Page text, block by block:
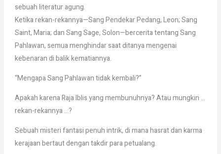
sebuah literatur agung.
Ketika rekan-rekannya—Sang Pendekar Pedang, Leon; Sang
Saint, Maria; dan Sang Sage, Solon—bercerita tentang Sang
Pahlawan, semua menghindar saat ditanya mengenai
kebenaran di balik kematiannya.
“Mengapa Sang Pahlawan tidak kembali?”
Apakah karena Raja Iblis yang membunuhnya? Atau mungkin …
rekan-rekannya …?
Sebuah misteri fantasi penuh intrik, di mana hasrat dan karma
kerajaan bertaut dengan takdir para petualang.